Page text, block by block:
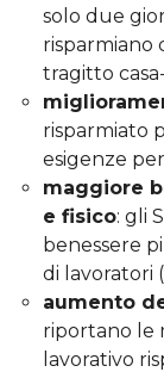
solo due
risparmiano
tragitto
risparmiato
esigenze
maggiore
e fisico: gli
benessere
di lavoratori
aumento
riportano le
lavorativo